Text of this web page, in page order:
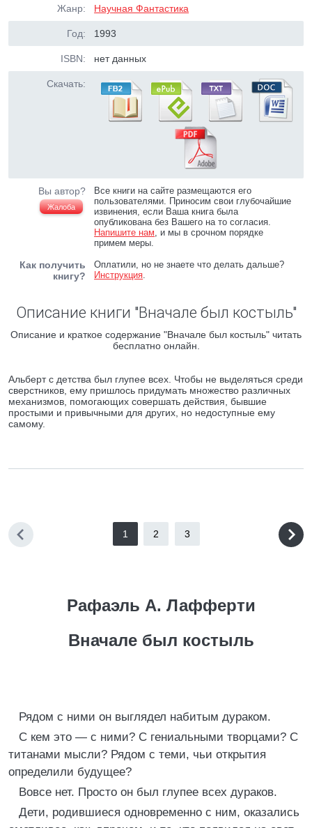
Жанр: Научная Фантастика
Год: 1993
ISBN: нет данных
Скачать:
Вы автор?
Жалоба
Все книги на сайте размещаются его
пользователями. Приносим свои глубочайшие
извинения, если Ваша книга была
опубликована без Вашего на то согласия.
Напишите нам, и мы в срочном порядке
примем меры.
Как получить
книгу?
Оплатили, но не знаете что делать дальше?
Инструкция.
Описание книги "Вначале был костыль"
Описание и краткое содержание "Вначале был костыль" читать
бесплатно онлайн.
Альберт с детства был глупее всех. Чтобы не выделяться среди
сверстников, ему пришлось придумать множество различных
механизмов, помогающих совершать действия, бывшие
простыми и привычными для других, но недоступные ему
самому.
1 2 3
Рафаэль А. Лафферти
Вначале был костыль
Рядом с ними он выглядел набитым дураком.
С кем это — с ними? С гениальными творцами? С
титанами мысли? Рядом с теми, чьи открытия
определили будущее?
Вовсе нет. Просто он был глупее всех дураков.
Дети, родившиеся одновременно с ним, оказались